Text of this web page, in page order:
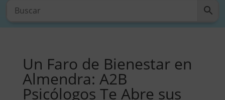
Un Faro de Bienestar en
Almendra: A2B
Psicólogos Te Abre sus